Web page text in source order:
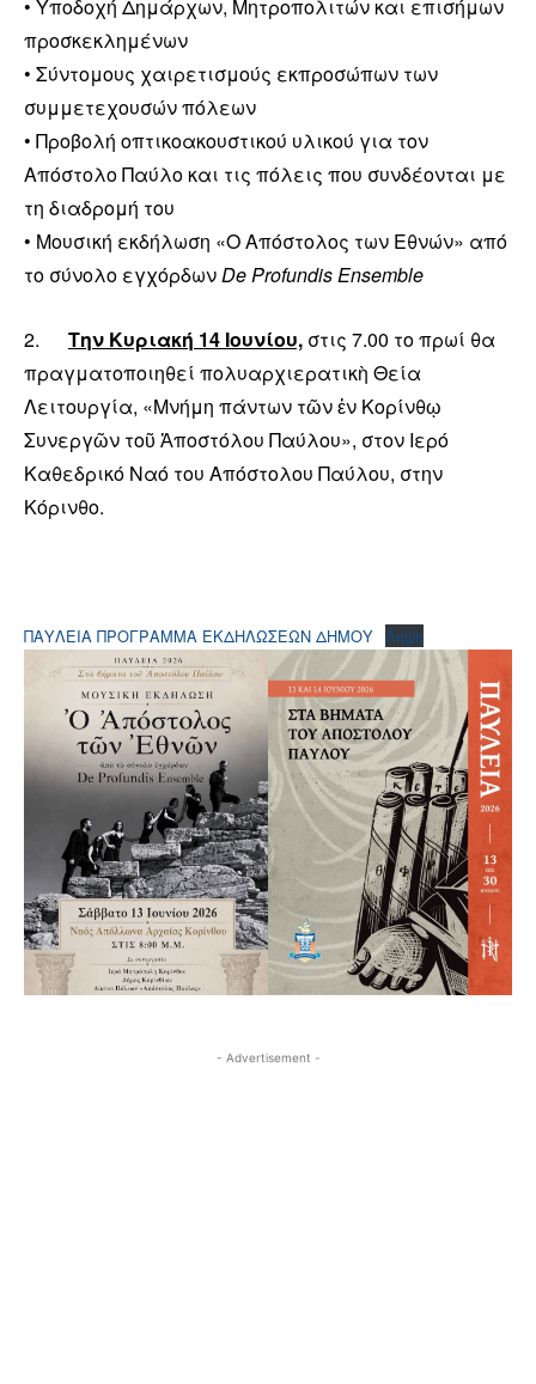
• Υποδοχή Δημάρχων, Μητροπολιτών και επισήμων
προσκεκλημένων
• Σύντομους χαιρετισμούς εκπροσώπων των
συμμετεχουσών πόλεων
• Προβολή οπτικοακουστικού υλικού για τον
Απόστολο Παύλο και τις πόλεις που συνδέονται με
τη διαδρομή του
• Μουσική εκδήλωση «Ο Απόστολος των Εθνών» από
το σύνολο εγχόρδωνDe Profundis Ensemble
2. Την Κυριακή 14 Ιουνίου, στις 7.00 το πρωί θα
πραγματοποιηθεί πολυαρχιερατικὴ Θεία
Λειτουργία, «Μνήμη πάντων τῶν ἐν Κορίνθῳ
Συνεργῶν τοῦ Ἀποστόλου Παύλου», στον Ιερό
Καθεδρικό Ναό του Απόστολου Παύλου, στην
Κόρινθο.
ΠΑΥΛΕΙΑ ΠΡΟΓΡΑΜΜΑ ΕΚΔΗΛΩΣΕΩΝ ΔΗΜΟΥ Λήψη
- Advertisement -